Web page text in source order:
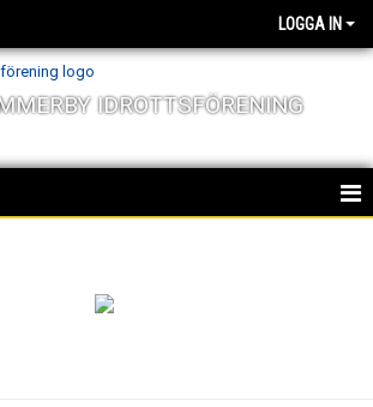
LOGGA IN
IDROTTSFÖRENING